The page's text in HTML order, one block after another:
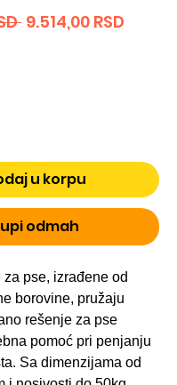
Regular
9.514,00 RSD
u korpu
odmah
pse, izrađene od
borovine, pružaju
rešenje za pse
pomoć pri penjanju
Sa dimenzijama od